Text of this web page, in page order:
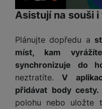
Asistují na souši
Plánujte dopředu a
míst, kam
synchronizuje do
neztratíte. V
přidávat body cesty.
polohu nebo uložte